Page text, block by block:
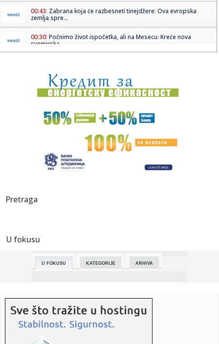
00:43: Zabrana koja će razbesneti tinejdžere: Ova evropska
zemlja spre...
00:30: Počnimo život ispočetka, ali na Mesecu: Kreće nova
svemirska ...
00:16:Velika zaplena u Beogradu: Policija pronašla pet kilograma
marih...
00:12:Dogodilo se na današnji datum, 25.april
BYD Fang Cheng Bao Formula X
23:51:REAL SE SAPLEO U SEVILJI: Betis kaznio grešku u nadoknadi i
pokušao ...
23:34:
23:30:
Kasper odgovorio Zorici Marković na prozivke da mu je
23:15:POVRATAK BIVŠEG ASA: Partizan može da iskoristi
probleme u njeg...
Pretraga
U fokusu
U FOKUSU KATEGORIJE ARHIVA